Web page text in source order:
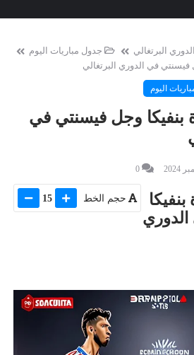
الدوري البرتغالي
جدول مباريات اليوم
فيسنتي في الدوري البرتغالي
اليوم
بنفيكا وجل فيسنتي في
0
حجم الخط 15